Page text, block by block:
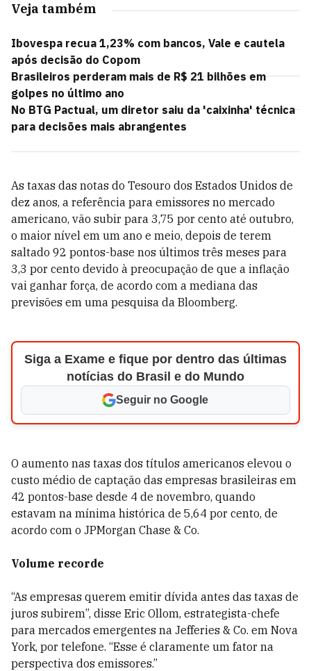
Veja também
Ibovespa recua 1,23% com bancos, Vale e cautela
após decisão do Copom
Brasileiros perderam mais de R$ 21 bilhões em
golpes no último ano
No BTG Pactual, um diretor saiu da 'caixinha' técnica
para decisões mais abrangentes
As taxas das notas do Tesouro dos Estados Unidos de
dez anos, a referência para emissores no mercado
americano, vão subir para 3,75 por cento até outubro,
o maior nível em um ano e meio, depois de terem
saltado 92 pontos-base nos últimos três meses para
3,3 por cento devido à preocupação de que a inflação
vai ganhar força, de acordo com a mediana das
previsões em uma pesquisa da Bloomberg.
Siga a Exame e fique por dentro das últimas
notícias do Brasil e do Mundo
Seguir no Google
O aumento nas taxas dos títulos americanos elevou o
custo médio de captação das empresas brasileiras em
42 pontos-base desde 4 de novembro, quando
estavam na mínima histórica de 5,64 por cento, de
acordo com o JPMorgan Chase & Co.
Volume recorde
“As empresas querem emitir dívida antes das taxas de
juros subirem”, disse Eric Ollom, estrategista-chefe
para mercados emergentes na Jefferies & Co. em Nova
York, por telefone. “Esse é claramente um fator na
perspectiva dos emissores.”